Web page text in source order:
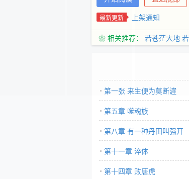
最新更新 上架通知
❀ 相关推荐： 若苍茫大地
第一张 来生便为莫断漄
第五章 噬魂族
第八章 有一种丹田叫强开
第十一章 淬体
第十四章 败唐虎